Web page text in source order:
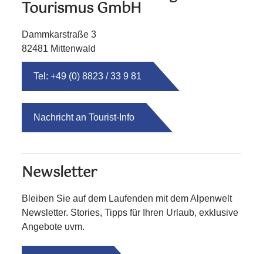
Tourismus GmbH
Dammkarstraße 3
82481 Mittenwald
Tel: +49 (0) 8823 / 33 9 81
Nachricht an Tourist-Info
Newsletter
Bleiben Sie auf dem Laufenden mit dem Alpenwelt
Newsletter. Stories, Tipps für Ihren Urlaub, exklusive
Angebote uvm.